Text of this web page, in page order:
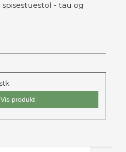
spisestuestol - tau og
Vis produkt